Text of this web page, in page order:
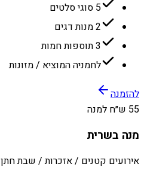
5 סוגי סלטים
2 מנות דגים
3 תוספות חמות
לחמניה המוציא / מזונות
להזמנה
55 ש״ח למנה
מנה בשרית
אירועים קטנים / אזכרות / שבת חתן